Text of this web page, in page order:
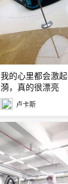
我的心里都会激
漪，真的很漂亮
卢卡斯